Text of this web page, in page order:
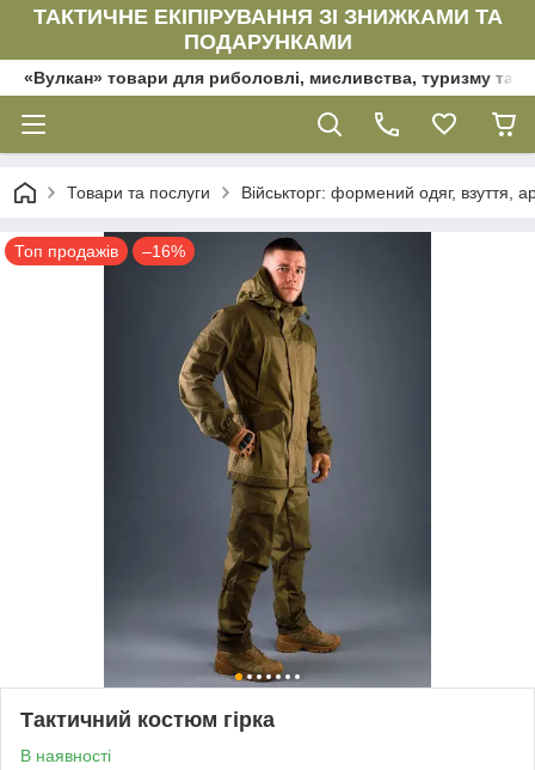
ТАКТИЧНЕ ЕКІПІРУВАННЯ ЗІ ЗНИЖКАМИ ТА
ПОДАРУНКАМИ
«Вулкан» товари для риболовлі, мисливства, туризму та
Товари та послуги Військторг: формений одяг, взуття,
Топ продажів –16%
Тактичний костюм гірка
В наявності